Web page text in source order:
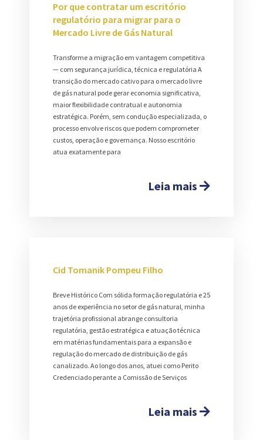
Por que contratar um escritório
regulatório para migrar para o
Mercado Livre de Gás Natural
Transforme a migração em vantagem competitiva
— com segurança jurídica, técnica e regulatória A
transição do mercado cativo para o mercado livre
de gás natural pode gerar economia significativa,
maior flexibilidade contratual e autonomia
estratégica. Porém, sem condução especializada, o
processo envolve riscos que podem comprometer
custos, operação e governança. Nosso escritório
atua exatamente para
Leia mais
Cid Tomanik Pompeu Filho
Breve Histórico Com sólida formação regulatória e 25
anos de experiência no setor de gás natural, minha
trajetória profissional abrange consultoria
regulatória, gestão estratégica e atuação técnica
em matérias fundamentais para a expansão e
regulação do mercado de distribuição de gás
canalizado. Ao longo dos anos, atuei como Perito
Credenciado perante a Comissão de Serviços
Leia mais